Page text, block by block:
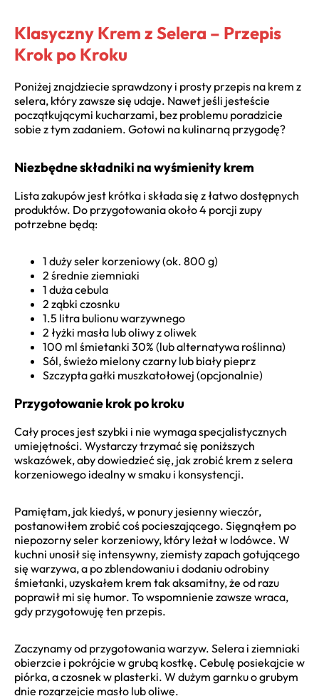
Klasyczny Krem z Selera – Przepis
Krok po Kroku
Poniżej znajdziecie sprawdzony i prosty przepis na krem z
selera, który zawsze się udaje. Nawet jeśli jesteście
początkującymi kucharzami, bez problemu poradzicie
sobie z tym zadaniem. Gotowi na kulinarną przygodę?
Niezbędne składniki na wyśmienity krem
Lista zakupów jest krótka i składa się z łatwo dostępnych
produktów. Do przygotowania około 4 porcji zupy
potrzebne będą:
1 duży seler korzeniowy (ok. 800 g)
2 średnie ziemniaki
1 duża cebula
2 ząbki czosnku
1.5 litra bulionu warzywnego
2 łyżki masła lub oliwy z oliwek
100 ml śmietanki 30% (lub alternatywa roślinna)
Sól, świeżo mielony czarny lub biały pieprz
Szczypta gałki muszkatołowej (opcjonalnie)
Przygotowanie krok po kroku
Cały proces jest szybki i nie wymaga specjalistycznych
umiejętności. Wystarczy trzymać się poniższych
wskazówek, aby dowiedzieć się, jak zrobić krem z selera
korzeniowego idealny w smaku i konsystencji.
Pamiętam, jak kiedyś, w ponury jesienny wieczór,
postanowiłem zrobić coś pocieszającego. Sięgnąłem po
niepozorny seler korzeniowy, który leżał w lodówce. W
kuchni unosił się intensywny, ziemisty zapach gotującego
się warzywa, a po zblendowaniu i dodaniu odrobiny
śmietanki, uzyskałem krem tak aksamitny, że od razu
poprawił mi się humor. To wspomnienie zawsze wraca,
gdy przygotowuję ten przepis.
Zaczynamy od przygotowania warzyw. Selera i ziemniaki
obierzcie i pokrójcie w grubą kostkę. Cebulę posiekajcie w
piórka, a czosnek w plasterki. W dużym garnku o grubym
dnie rozgrzejcie masło lub oliwę.